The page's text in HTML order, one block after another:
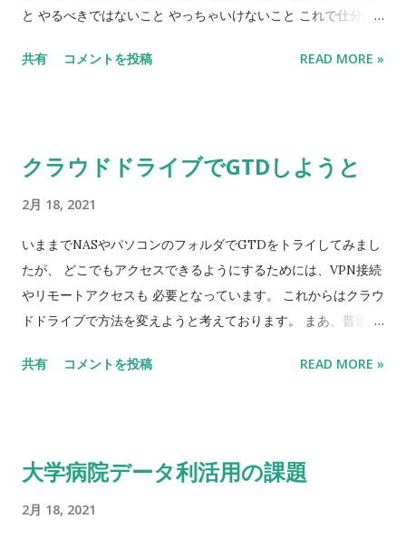
と やるべきではないこと やっちゃいけないこと これで仕分け
といけないこと やるべきこと やりたいこと （やること） やら
共有 コメントを投稿 READ MORE »
クラウドドライブでGTDしようと
2月 18, 2021
いままでNASやパソコンのフォルダでGTDをトライしてみまし
たが、 どこでもアクセスできるようにするためには、VPN接続
やリモートアクセスも 必要となっています。 これからはクラウ
ドドライブで方法を変えようと考えております。 まあ、普通の
ば、非常に便利ですけどね。
共有 コメントを投稿 READ MORE »
大学病院データ利活用の課題
2月 18, 2021